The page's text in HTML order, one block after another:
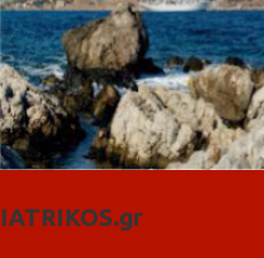
IATRIKOS.gr